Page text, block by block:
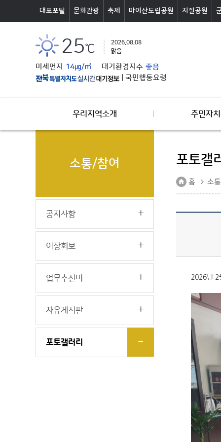
대표포털 문화관광 축제 마이산도립공원 지질공원
25℃
2026.08.08
맑음
미세먼지 14㎍/㎥ 대기환경지수 좋음
국민행동요령
우리지역소개 주민자
소통/참여
공지사항
이장회보
업무추진비
자유게시판
포토갤러리
포토갤
홈 소
2026년 2